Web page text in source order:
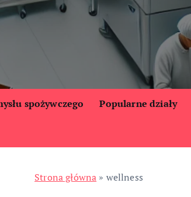
spożywczego Popularne działy
Strona główna » wellness